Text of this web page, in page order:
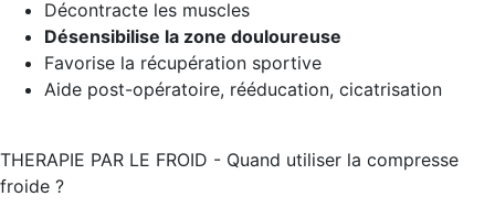
Décontracte les muscles
Désensibilise la zone douloureuse
Favorise la récupération sportive
Aide post-opératoire, rééducation, cicatrisation
THERAPIE PAR LE FROID - Quand utiliser la compresse
froide ?